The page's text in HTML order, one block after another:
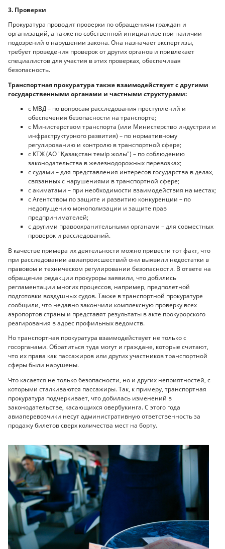
3. Проверки
Прокуратура проводит проверки по обращениям граждан и
организаций, а также по собственной инициативе при наличии
подозрений о нарушении закона. Она назначает экспертизы,
требует проведения проверок от других органов и привлекает
специалистов для участия в этих проверках, обеспечивая
безопасность.
Транспортная прокуратура также взаимодействует с другими
государственными органами и частными структурами:
с МВД – по вопросам расследования преступлений и
обеспечения безопасности на транспорте;
с Министерством транспорта (или Министерство индустрии и
инфраструктурного развития) – по нормативному
регулированию и контролю в транспортной сфере;
с КТЖ (АО "Қазақстан темір жолы") – по соблюдению
законодательства в железнодорожных перевозках;
с судами – для представления интересов государства в делах,
связанных с нарушениями в транспортной сфере;
с акиматами – при необходимости взаимодействия на местах;
с Агентством по защите и развитию конкуренции – по
недопущению монополизации и защите прав
предпринимателей;
с другими правоохранительными органами – для совместных
проверок и расследований.
В качестве примера их деятельности можно привести тот факт, что
при расследовании авиапроисшествий они выявили недостатки в
правовом и техническом регулировании безопасности. В ответе на
обращение редакции прокуроры заявили, что добились
регламентации многих процессов, например, предполетной
подготовки воздушных судов. Также в транспортной прокуратуре
сообщили, что недавно закончили комплексную проверку всех
аэропортов страны и представят результаты в акте прокурорского
реагирования в адрес профильных ведомств.
Но транспортная прокуратура взаимодействует не только с
госорганами. Обратиться туда могут и граждане, которые считают,
что их права как пассажиров или других участников транспортной
сферы были нарушены.
Что касается не только безопасности, но и других неприятностей, с
которыми сталкиваются пассажиры. Так, к примеру, транспортная
прокуратура подчеркивает, что добилась изменений в
законодательстве, касающихся овербукинга. С этого года
авиаперевозчики несут административную ответственность за
продажу билетов сверх количества мест на борту.